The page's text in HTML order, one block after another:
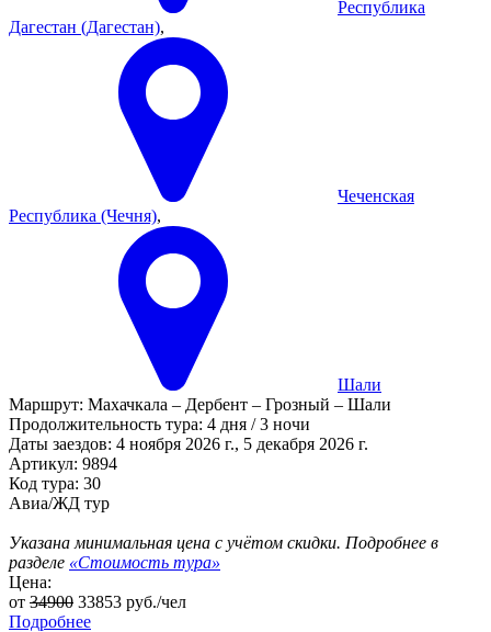
Республика
Дагестан (Дагестан),
Чеченская
Республика (Чечня),
Шали
Маршрут: Махачкала – Дербент – Грозный – Шали
Продолжительность тура: 4 дня / 3 ночи
Даты заездов: 4 ноября 2026 г., 5 декабря 2026 г.
Артикул: 9894
Код тура: 30
Авиа/ЖД тур
Указана минимальная цена с учётом скидки. Подробнее в
разделе «Стоимость тура»
Цена:
от 34900 33853 руб./чел
Подробнее